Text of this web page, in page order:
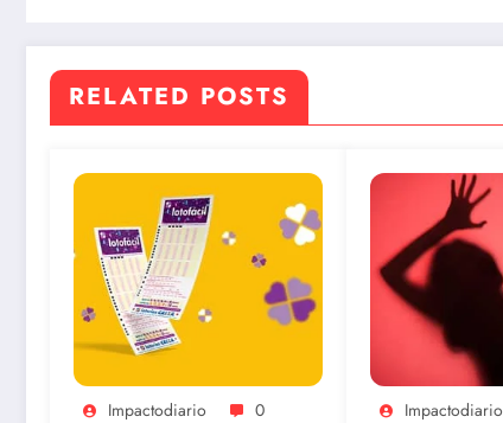
RELATED POSTS
Impactodiario 0 Impactodiario